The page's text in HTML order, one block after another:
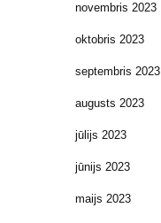
novembris 2023
oktobris 2023
septembris 2023
augusts 2023
jūlijs 2023
jūnijs 2023
maijs 2023